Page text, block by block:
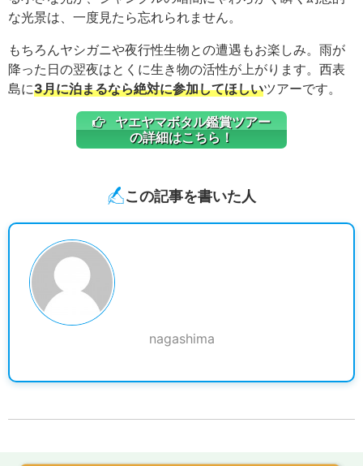
な光景は、一度見たら忘れられません。
もちろんヤシガニや夜行性生物との遭遇もお楽しみ。雨が
降った日の翌夜はとくに生き物の活性が上がります。西表
島に3月に泊まるなら絶対に参加してほしいツアーです。
ヤエヤマボタル鑑賞ツアー
の詳細はこちら！
この記事を書いた人
nagashima